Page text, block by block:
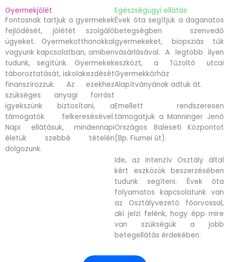
Gyermekjólét
Fontosnak tartjuk a gyermekek
fejlődését, jólétét szolgáló
ügyeket. Gyermekotthonokkal
vagyunk kapcsolatban, amiben
tudunk, segítünk. Gyermekek
táboroztatását, iskolakezdését
finanszírozzuk. Az ezekhez
szükséges anyagi forrást
igyekszünk biztosítani, a
támogatók felkeresésével.
Napi ellátásuk, mindennapi
életük szebbé tételén
dolgozunk.
Egészségügyi ellátás
Évek óta segítjük a daganatos
betegségben szenvedő
gyermekeket, biopsziás tűk
vásárlásával. A legtöbb ilyen
eszközt, a Tűzoltó utcai
Gyermekkórház
Alapítványának adtuk át.
Emellett rendszeresen
támogatjuk a Manninger Jenő
Országos Baleseti Központot
(Bp. Fiumei út).
Ide, az Intenzív Osztály által
kért eszközök beszerzésében
tudunk segíteni. Évek óta
folyamatos kapcsolatunk van
az Osztályvezető főorvossal,
aki jelzi felénk, hogy épp mire
van szükségük a jobb
betegellátás érdekében.